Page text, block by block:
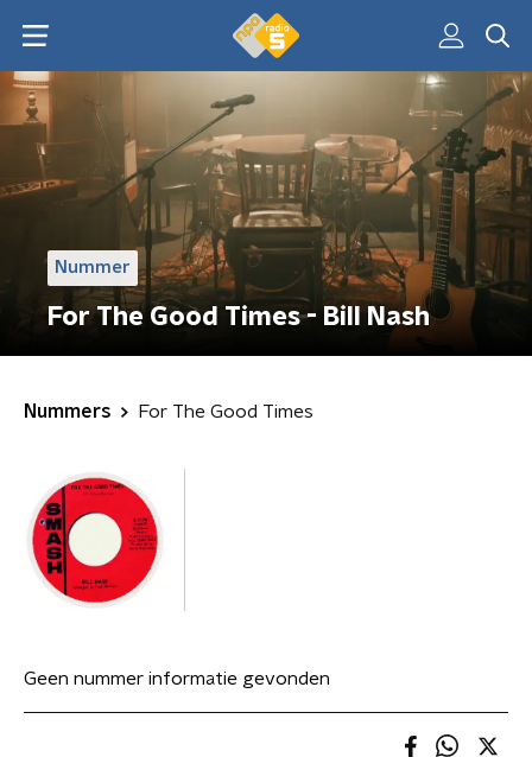
Nummer
For The Good Times - Bill Nash
Nummers For The Good Times
Geen nummer informatie gevonden